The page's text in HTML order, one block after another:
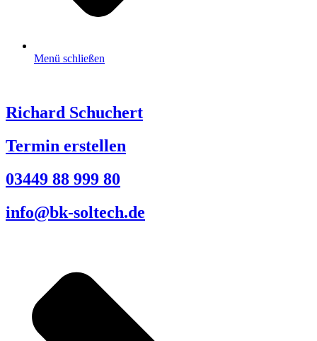
Menü schließen
Richard Schuchert
Termin erstellen
03449 88 999 80
info@bk-soltech.de